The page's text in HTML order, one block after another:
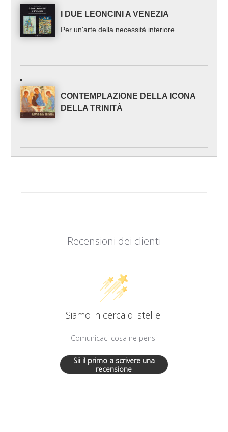
I DUE LEONCINI A VENEZIA
Per un'arte della necessità interiore
CONTEMPLAZIONE DELLA ICONA
DELLA TRINITÀ
Recensioni dei clienti
Siamo in cerca di stelle!
Comunicaci cosa ne pensi
Sii il primo a scrivere una
recensione